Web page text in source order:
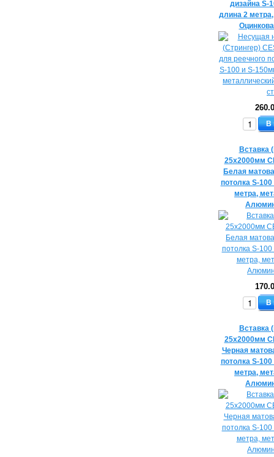
дизайна S-
длина 2
В
Вставка
25х2000мм
Белая
потолка S-
метра,
В
Вставка
25х2000мм
Черная
потолка S-
метра,